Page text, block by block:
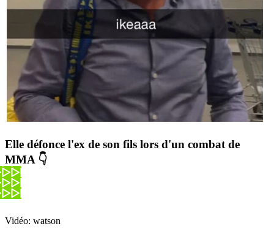
Elle défonce l'ex de son fils lors d'un combat de
MMA 👇
Vidéo: watson